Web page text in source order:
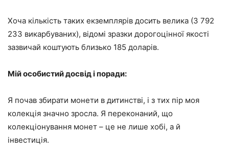
Хоча кількість таких екземплярів досить велика (3 792
233 викарбуваних), відомі зразки дорогоцінної якості
зазвичай коштують близько 185 доларів.
Мій особистий досвід і поради:
Я почав збирати монети в дитинстві, і з тих пір моя
колекція значно зросла. Я переконаний, що
колекціонування монет – це не лише хобі, а й
інвестиція.